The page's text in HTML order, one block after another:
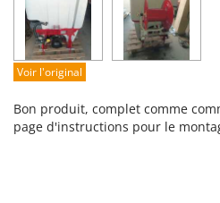
Facilité d'utilisation
Qualité / Prix
Facilité de montage
Voir l'original
Bon produit, complet comme
page d'instructions pour le